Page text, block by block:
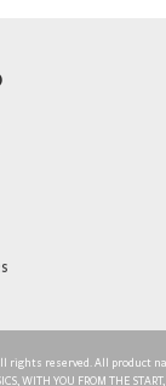
rights reserved. All product
WITH YOU FROM THE